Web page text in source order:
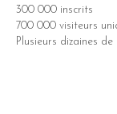
300 000 inscrits
700 000 visiteurs
Plusieurs dizaines